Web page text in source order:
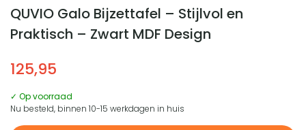
QUVIO Galo Bijzettafel – Stijlvol en
Praktisch – Zwart MDF Design
125,95
✓ Op voorraad
Nu besteld, binnen 10-15 werkdagen in huis